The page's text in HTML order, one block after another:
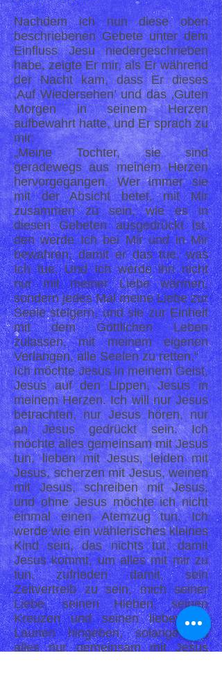
Nachdem ich nun diese oben
beschriebenen Gebete unter dem
Einfluss Jesu niedergeschrieben
habe, zeigte Er mir, als Er während
der Nacht kam, dass Er dieses
‚Auf Wiedersehen’ und das ‚Guten
Morgen in seinem Herzen
aufbewahrt hatte, und Er sprach zu
mir:
„Meine Tochter, sie sind
geradewegs aus meinem Herzen
hervorgegangen. Wer immer sie
mit der Absicht betet, mit Mir
zusammen zu sein, wie es in
diesen Gebeten ausgedrückt ist,
den werde Ich bei Mir und in Mir
bewahren, damit er das tue, was
Ich tue. Und Ich werde ihn nicht
nur mit meiner Liebe wärmen,
sondern jedes Mal meine Liebe zur
Seele steigern, und sie zur Einheit
mit dem Göttlichen Leben
zulassen, mit meinem eigenen
Verlangen, alle Seelen zu retten.“
Ich möchte Jesus in meinem Geist,
Jesus auf den Lippen, Jesus in
meinem Herzen. Ich will nur Jesus
betrachten, nur Jesus hören, nur
an Jesus gedrückt sein. Ich
möchte alles gemeinsam mit Jesus
tun, lieben mit Jesus, leiden mit
Jesus, scherzen mit Jesus, weinen
mit Jesus, schreiben mit Jesus,
und ohne Jesus möchte ich nicht
einmal einen Atemzug tun. Ich
werde wie ein wählerisches kleines
Kind sein, das nichts tut, damit
Jesus kommt, um alles mit mir zu
tun, zufrieden damit, sein
Zeitvertreib zu sein, mich seiner
Liebe, seinen Hieben, seinen
Kreuzen und seinen liebevollen
Launen hingeben, solange Ich
alles nur gemeinsam mit Jesus